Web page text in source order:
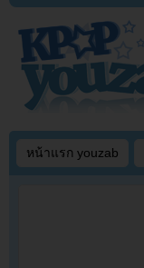
หน้าแรก youzab